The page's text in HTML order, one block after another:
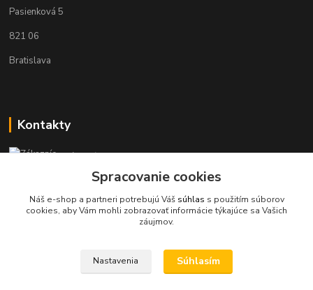
Pasienková 5
821 06
Bratislava
Kontakty
Zákaznícka podpora KaravanPoint
+421902309993
(Po-Pia, 9-18 hod.)
info@karavanpoint.sk
Spracovanie cookies
Náš e-shop a partneri potrebujú Váš súhlas s použitím súborov
cookies, aby Vám mohli zobrazovať informácie týkajúce sa Vašich
záujmov.
Nastavenia Súhlasím